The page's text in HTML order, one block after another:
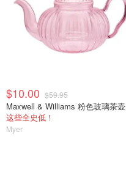
$10.00 $59.95
Maxwell & Williams 粉色玻璃茶壶
这些全史低！
Myer